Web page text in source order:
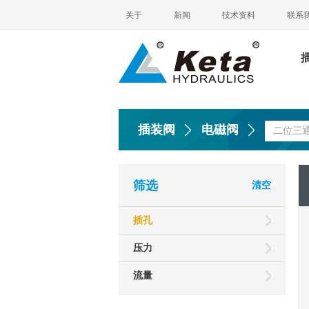
关于 新闻 技术资料 联系
插装阀 电磁阀 二位三
清空
筛选
插孔
压力
流量